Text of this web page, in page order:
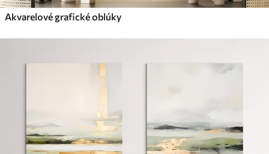
✓Odolné voči vyblednutiu
✓
Akvarelové grafické oblúky